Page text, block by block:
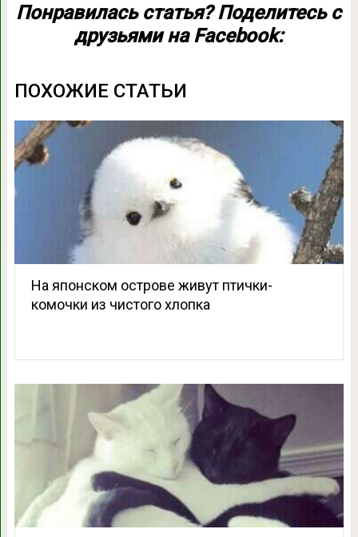
Понравилась статья? Поделитесь с
друзьями на Facebook:
ПОХОЖИЕ СТАТЬИ
На японском острове живут птички-
комочки из чистого хлопка